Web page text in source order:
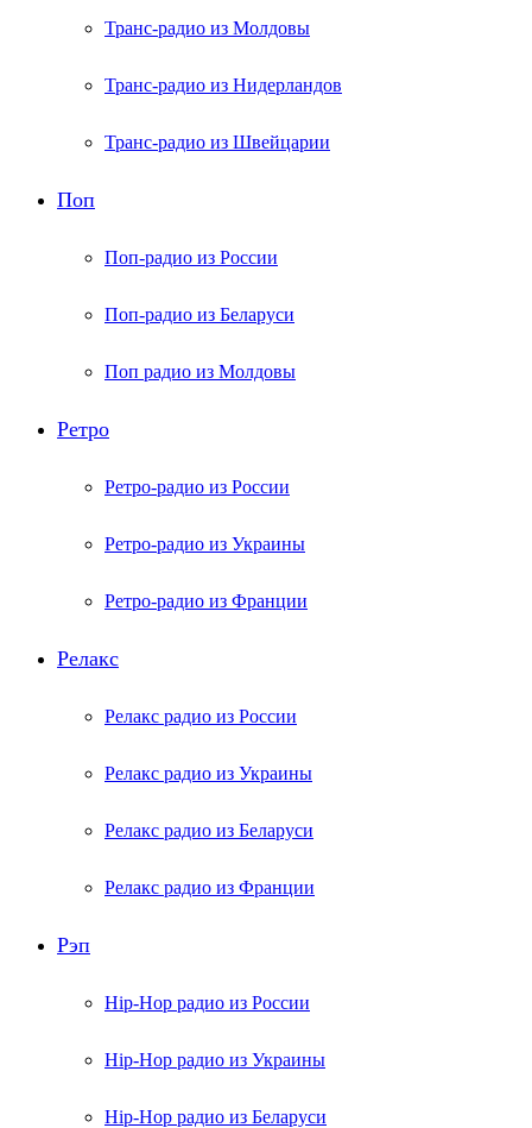
Транс-радио из Молдовы
Транс-радио из Нидерландов
Транс-радио из Швейцарии
Поп
Поп-радио из России
Поп-радио из Беларуси
Поп радио из Молдовы
Ретро
Ретро-радио из России
Ретро-радио из Украины
Ретро-радио из Франции
Релакс
Релакс радио из России
Релакс радио из Украины
Релакс радио из Беларуси
Релакс радио из Франции
Рэп
Hip-Hop радио из России
Hip-Hop радио из Украины
Hip-Hop радио из Беларуси